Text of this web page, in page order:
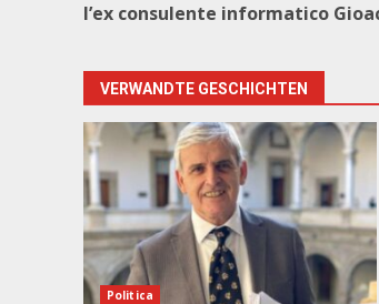
l’ex consulente informatico
VERWANDTE GESCHICHTEN
Politica